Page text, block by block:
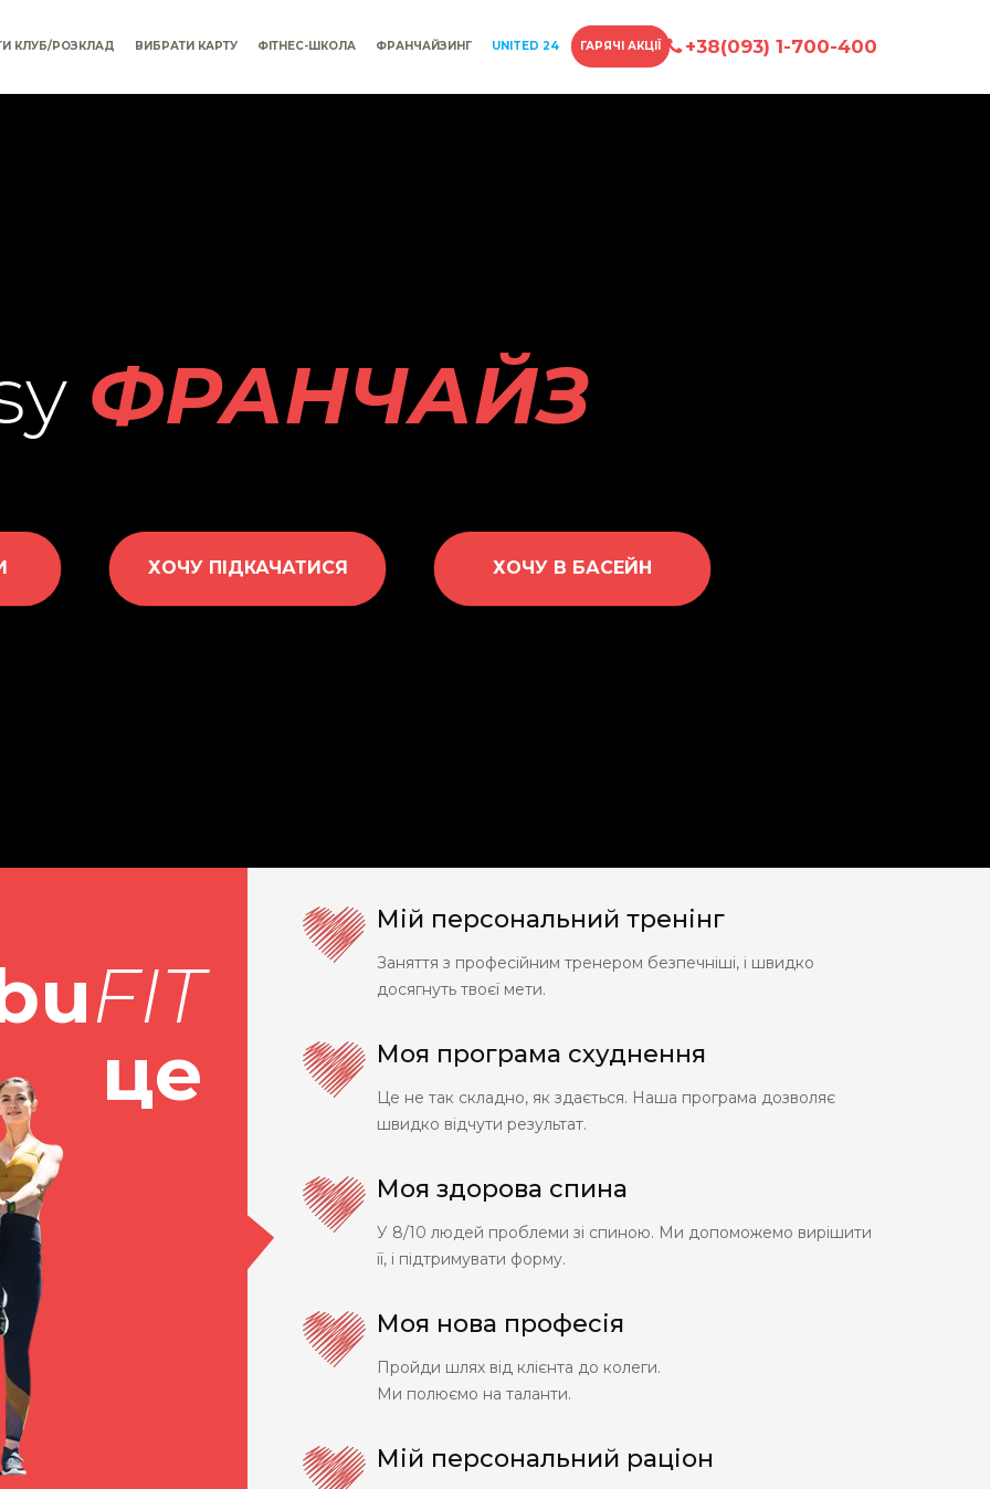
КЛУБ/РОЗКЛАД ВИБРАТИ КАРТУ ФІТНЕС-ШКОЛА ФРАНЧАЙЗИНГ UNITED 24 ГАРЯЧІ АКЦІЇ +38(093) 1-700-400
ФРАНЧАЙЗИНГ
ХОЧУ ПІДКАЧАТИСЯ ХОЧУ В БАСЕЙН
FIT
це
Мій персональний тренінг
Заняття з професійним тренером безпечніші, і швидко
досягнуть твоєї мети.
Моя програма схуднення
Це не так складно, як здається. Наша програма дозволяє
швидко відчути результат.
Моя здорова спина
У 8/10 людей проблеми зі спиною. Ми допоможемо вирішити
її, і підтримувати форму.
Моя нова професія
Пройди шлях від клієнта до колеги.
Ми полюємо на таланти.
Мій персональний раціон